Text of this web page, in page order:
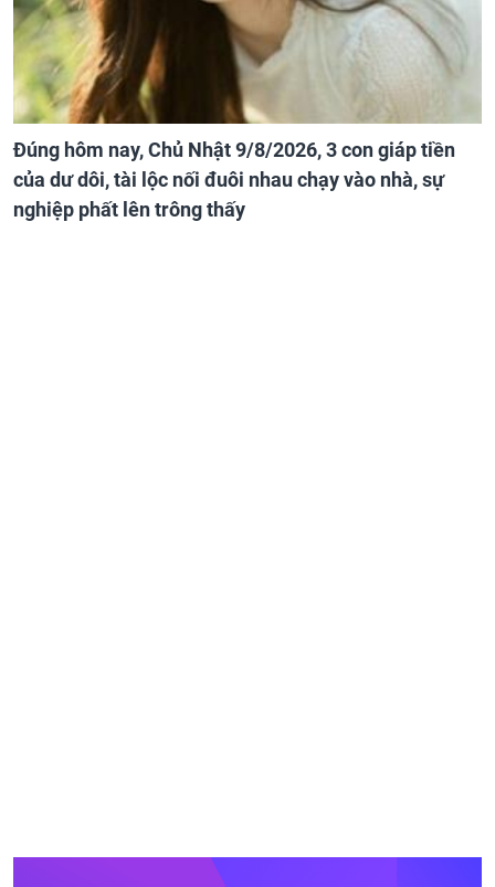
Đúng hôm nay, Chủ Nhật 9/8/2026, 3 con giáp tiền
của dư dôi, tài lộc nối đuôi nhau chạy vào nhà, sự
nghiệp phất lên trông thấy